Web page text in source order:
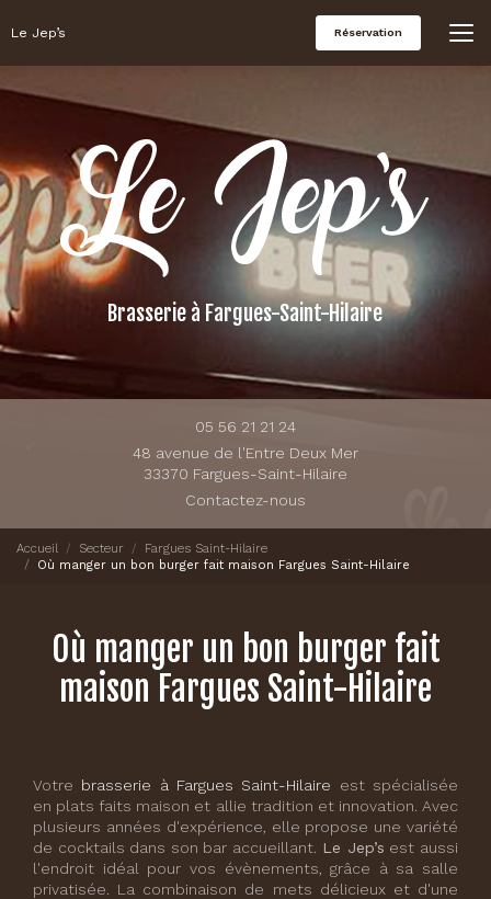
auLe Jep’s Réservation
Brasserie à Fargues-Saint-Hilaire
05 56 21 21 24
48 avenue de l'Entre Deux Mer
33370 Fargues-Saint-Hilaire
Contactez-nous
Accueil Secteur
Fargues Saint-Hilaire
Où manger un bon burger fait maison Fargues Saint-Hilaire
Où manger un bon burger fait
maison Fargues Saint-Hilaire
Votre brasserie à Fargues Saint-Hilaire est spécialisée
en plats faits maison et allie tradition et innovation. Avec
plusieurs années d'expérience, elle propose une variété
de cocktails dans son bar accueillant.
Le Jep’s est aussi
l'endroit idéal pour vos évènements, grâce à sa salle
privatisée. La combinaison de mets délicieux et d'une